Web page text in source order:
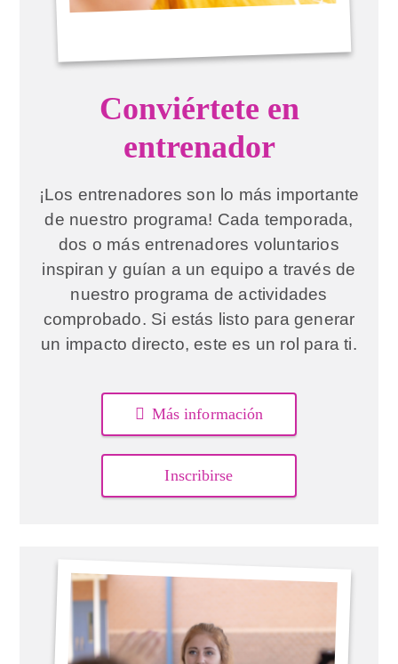
Conviértete en
entrenador
¡Los entrenadores son lo más importante
de nuestro programa! Cada temporada,
dos o más entrenadores voluntarios
inspiran y guían a un equipo a través de
nuestro programa de actividades
comprobado. Si estás listo para generar
un impacto directo, este es un rol para ti.
Más información
Inscribirse